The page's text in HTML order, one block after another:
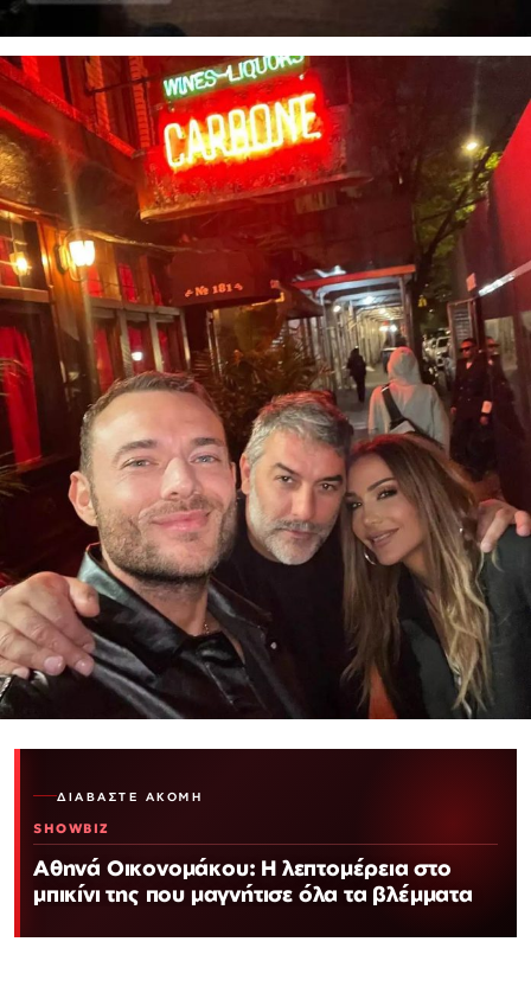
ΔΙΑΒΆΣΤΕ ΑΚΌΜΗ
SHOWBIZ
Αθηνά Οικονομάκου: Η λεπτομέρεια στο
μπικίνι της που μαγνήτισε όλα τα βλέμματα